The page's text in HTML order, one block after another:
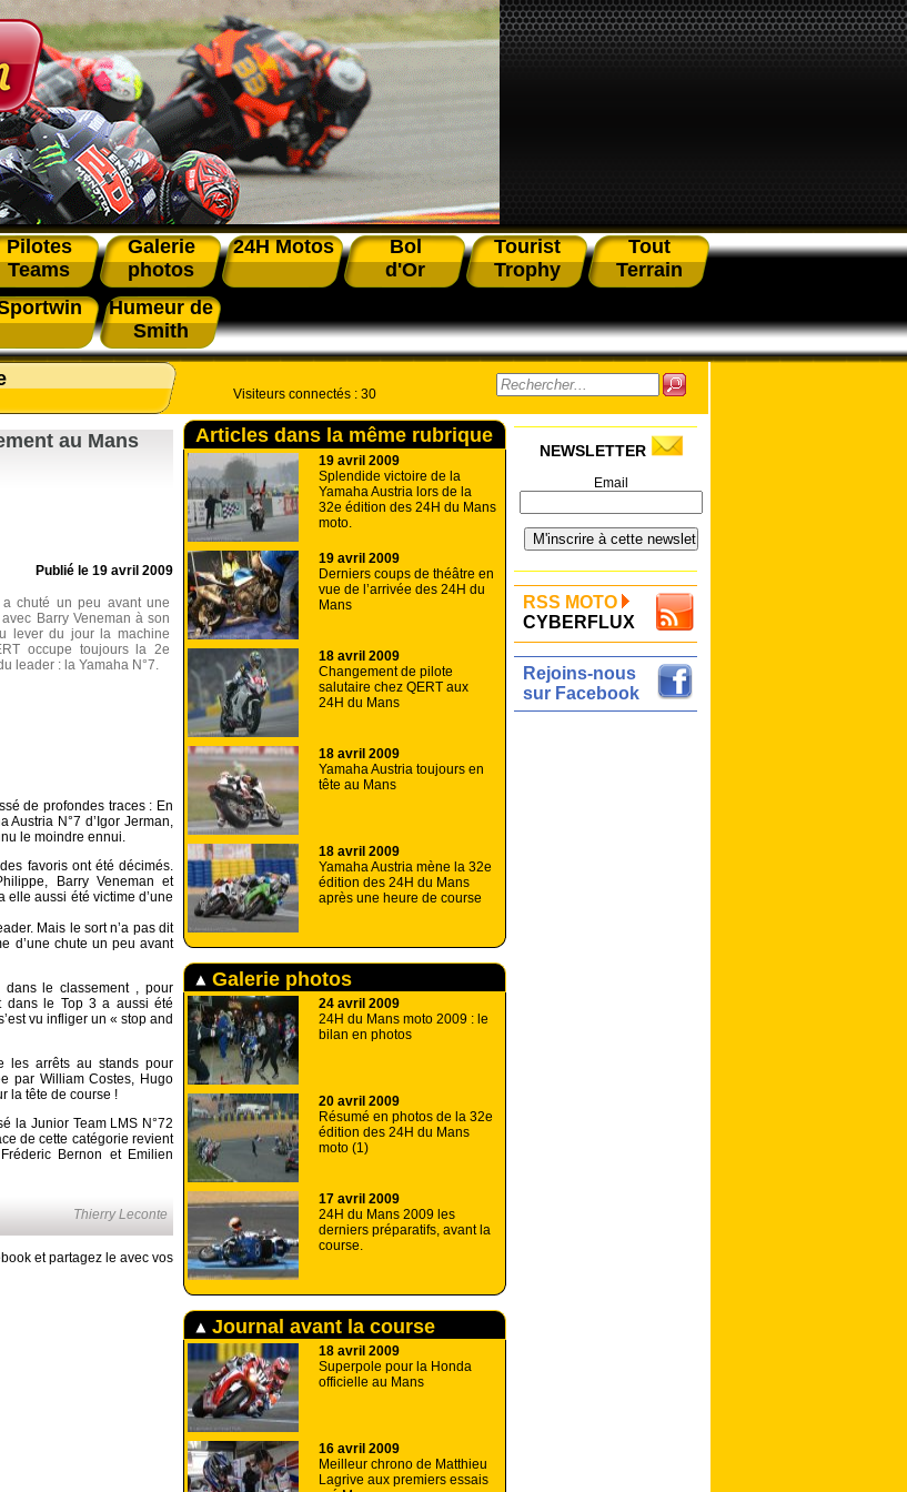
Pilotes
Teams
Galerie
photos
24H Motos
Bol
d'Or
Tourist
Trophy
Tout
Terrain
Humeur de
Smith
au Mans
Publié le 19 avril 2009
a chuté un peu avant une
Barry Veneman à son
lever du jour la machine
occupe toujours la 2e
leader : la Yamaha N°7.
de profondes traces : En
N°7 d’Igor Jerman,
le moindre ennui.
favoris ont été décimés.
Barry Veneman et
aussi été victime d’une
Mais le sort n’a pas dit
d’une chute un peu avant
dans le classement , pour
dans le Top 3 a aussi été
vu infliger un « stop and
les arrêts au stands pour
par William Costes, Hugo
la tête de course !
la Junior Team LMS N°72
de cette catégorie revient
Bernon et Emilien
Thierry Leconte
et partagez le avec vos
Visiteurs connectés : 30
Articles dans la même rubrique
19 avril 2009
Splendide victoire de la
Yamaha Austria lors de la
32e édition des 24H du Mans
moto.
19 avril 2009
Derniers coups de théâtre en
vue de l’arrivée des 24H du
Mans
18 avril 2009
Changement de pilote
salutaire chez QERT aux
24H du Mans
18 avril 2009
Yamaha Austria toujours en
tête au Mans
18 avril 2009
Yamaha Austria mène la 32e
édition des 24H du Mans
après une heure de course
Galerie photos
24 avril 2009
24H du Mans moto 2009 : le
bilan en photos
20 avril 2009
Résumé en photos de la 32e
édition des 24H du Mans
moto (1)
17 avril 2009
24H du Mans 2009 les
derniers préparatifs, avant la
course.
Journal avant la course
18 avril 2009
Superpole pour la Honda
officielle au Mans
16 avril 2009
Meilleur chrono de Matthieu
Lagrive aux premiers essais
NEWSLETTER
Email
RSS MOTO
CYBERFLUX
Rejoins-nous
sur Facebook